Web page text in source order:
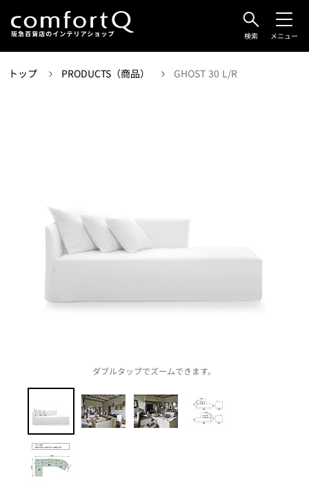
検索 メニュー
トップ PRODUCTS（商品） GHOST 30 L/R
ダブルタップでズームできます。